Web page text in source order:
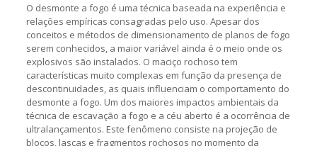
O desmonte a fogo é uma técnica baseada na experiência e
relações empíricas consagradas pelo uso. Apesar dos
conceitos e métodos de dimensionamento de planos de fogo
serem conhecidos, a maior variável ainda é o meio onde os
explosivos são instalados. O maciço rochoso tem
características muito complexas em função da presença de
descontinuidades, as quais influenciam o comportamento do
desmonte a fogo. Um dos maiores impactos ambientais da
técnica de escavação a fogo e a céu aberto é a ocorrência de
ultralançamentos. Este fenômeno consiste na projeção de
blocos, lascas e fragmentos rochosos no momento da